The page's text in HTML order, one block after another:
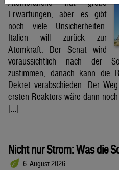
Atombranche hat große
Erwartungen, aber es gibt
noch viele Unsicherheiten.
Italien will zurück zur
Atomkraft. Der Senat wird
voraussichtlich nach der
zustimmen, danach kann die
Dekret verabschieden. Der
ersten Reaktors wäre dann
[…]
Nicht nur Strom: Was die
6. August 2026